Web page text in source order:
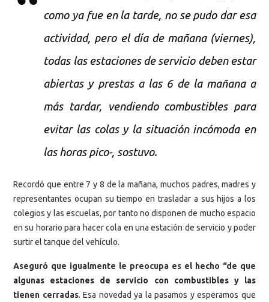
como ya fue en la tarde, no se pudo dar esa
actividad, pero el día de mañana (viernes),
todas las estaciones de servicio deben estar
abiertas y prestas a las 6 de la mañana a
más tardar, vendiendo combustibles para
evitar las colas y la situación incómoda en
las horas pico-, sostuvo.
Recordó que entre 7 y 8 de la mañana, muchos padres, madres y
representantes ocupan su tiempo en trasladar a sus hijos a los
colegios y las escuelas, por tanto no disponen de mucho espacio
en su horario para hacer cola en una estación de servicio y poder
surtir el tanque del vehículo.
Aseguró que igualmente le preocupa es el hecho “de que
algunas estaciones de servicio con combustibles y las
tienen cerradas. Esa novedad ya la pasamos y esperamos que